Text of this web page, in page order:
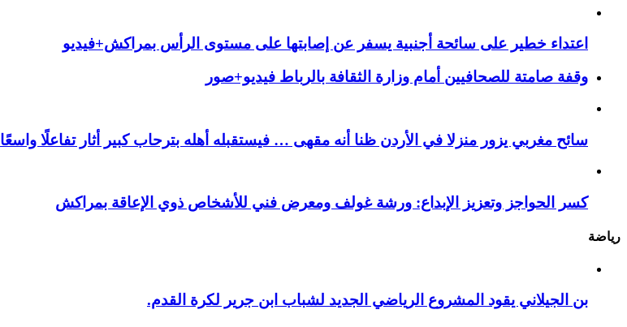
اعتداء خطير على سائحة أجنبية يسفر عن إصابتها على مستوى الرأس بمراكش+فيديو
وقفة صامتة للصحافيين أمام وزارة الثقافة بالرباط فيديو+صور
سائح مغربي يزور منزلا في الأردن ظنا أنه مقهى … فيستقبله أهله بترحاب كبير أثار تفاعلًا واسعًا
كسر الحواجز وتعزيز الإبداع: ورشة غولف ومعرض فني للأشخاص ذوي الإعاقة بمراكش
رياضة
بن الجيلاني يقود المشروع الرياضي الجديد لشباب ابن جرير لكرة القدم.